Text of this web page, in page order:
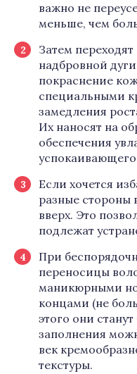
важно не
меньше, чем
Затем
надбровной
покраснение
специальными
замедления
Их наносят на
обеспечения
Если хочется
разные стороны
вверх. Это
подлежат
При
переносицы
маникюрными
концами (не
этого они
заполнения
век
текстуры.